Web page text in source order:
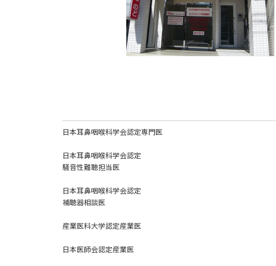
日本耳鼻咽喉科学会認定専門医
日本耳鼻咽喉科学会認定
騒音性難聴担当医
日本耳鼻咽喉科学会認定
補聴器相談医
産業医科大学認定産業医
日本医師会認定産業医